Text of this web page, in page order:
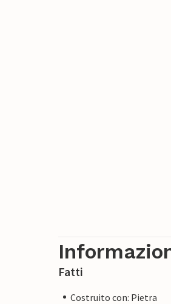
Fatti
Costruito con: Pietra